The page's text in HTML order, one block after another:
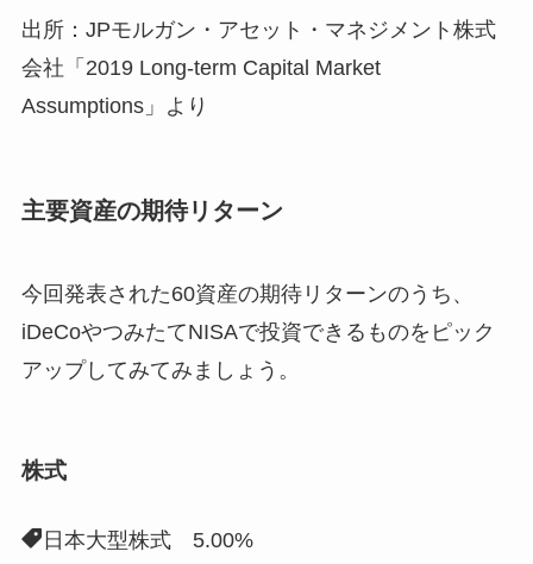
出所：JPモルガン・アセット・マネジメント株式
会社「2019 Long-term Capital Market
Assumptions」より
主要資産の期待リターン
今回発表された60資産の期待リターンのうち、
iDeCoやつみたてNISAで投資できるものをピック
アップしてみてみましょう。
株式
日本大型株式 5.00%